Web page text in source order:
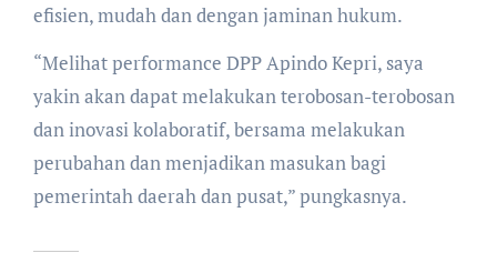
efisien, mudah dan dengan jaminan hukum.
“Melihat performance DPP Apindo Kepri, saya
yakin akan dapat melakukan terobosan-terobosan
dan inovasi kolaboratif, bersama melakukan
perubahan dan menjadikan masukan bagi
pemerintah daerah dan pusat,” pungkasnya.